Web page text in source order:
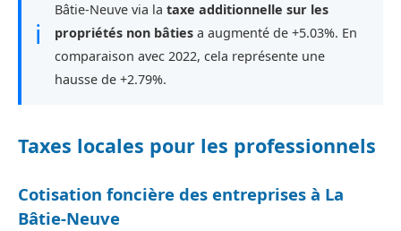
ℹ
Bâtie-Neuve via la taxe additionnelle sur les
propriétés non bâties a augmenté de +5.03%. En
comparaison avec 2022, cela représente une
hausse de +2.79%.
Taxes locales pour les professionnels
Cotisation foncière des entreprises à La
Bâtie-Neuve